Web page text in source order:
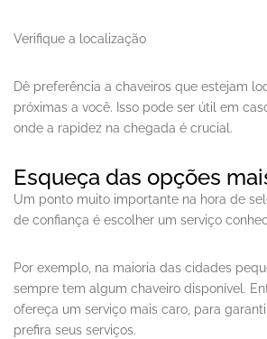
Verifique a localização
Dê preferência a chaveiros que estejam
próximas a você. Isso pode ser útil em
onde a rapidez na chegada é crucial.
Esqueça das opções
Um ponto muito importante na hora de
de confiança é escolher um serviço
Por exemplo, na maioria das cidades
sempre tem algum chaveiro disponível.
ofereça um serviço mais caro, para
prefira seus serviços.